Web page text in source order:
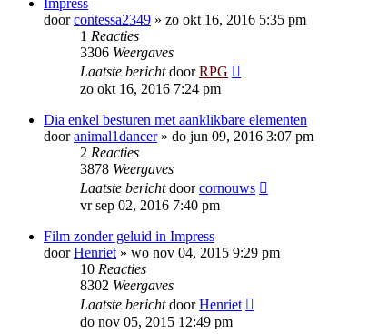
Impress
doorcontessa2349 » zo okt 16, 2016 5:35 pm
1 Reacties
3306 Weergaves
Laatste berichtdoorRPG
zo okt 16, 2016 7:24 pm
Dia enkel besturen met aanklikbare elementen
dooranimal1dancer» do jun 09, 2016 3:07 pm
2 Reacties
3878 Weergaves
Laatste berichtdoorcornouws
vr sep 02, 2016 7:40 pm
Film zonder geluid in Impress
doorHenriet » wo nov 04, 2015 9:29 pm
10 Reacties
8302 Weergaves
Laatste berichtdoorHenriet
do nov 05, 2015 12:49 pm